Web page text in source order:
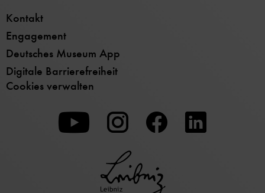
Kontakt
Engagement
Deutsches Museum App
Digitale Barrierefreiheit
Cookies verwalten
Zu
unserer
Youtube-
Seite
Zu
unserer
Instagram-
Seite
Zu
unserer